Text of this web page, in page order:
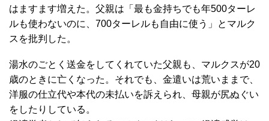
はますます増えた。父親は「最も金持ちでも年500ターレ
ルも使わないのに、700ターレルも自由に使う」とマルク
スを批判した。
湯水のごとく送金をしてくれていた父親も、マルクスが20
歳のときに亡くなった。それでも、金遣いは荒いままで、
洋服の仕立代や本代の未払いを訴えられ、母親が尻ぬぐい
をしたりしている。